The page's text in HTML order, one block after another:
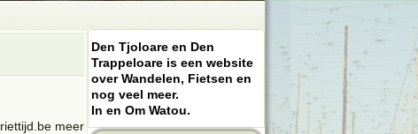
meer
Den Tjoloare en Den
Trappeloare is een website
over Wandelen, Fietsen en
nog veel meer.
In en Om Watou.